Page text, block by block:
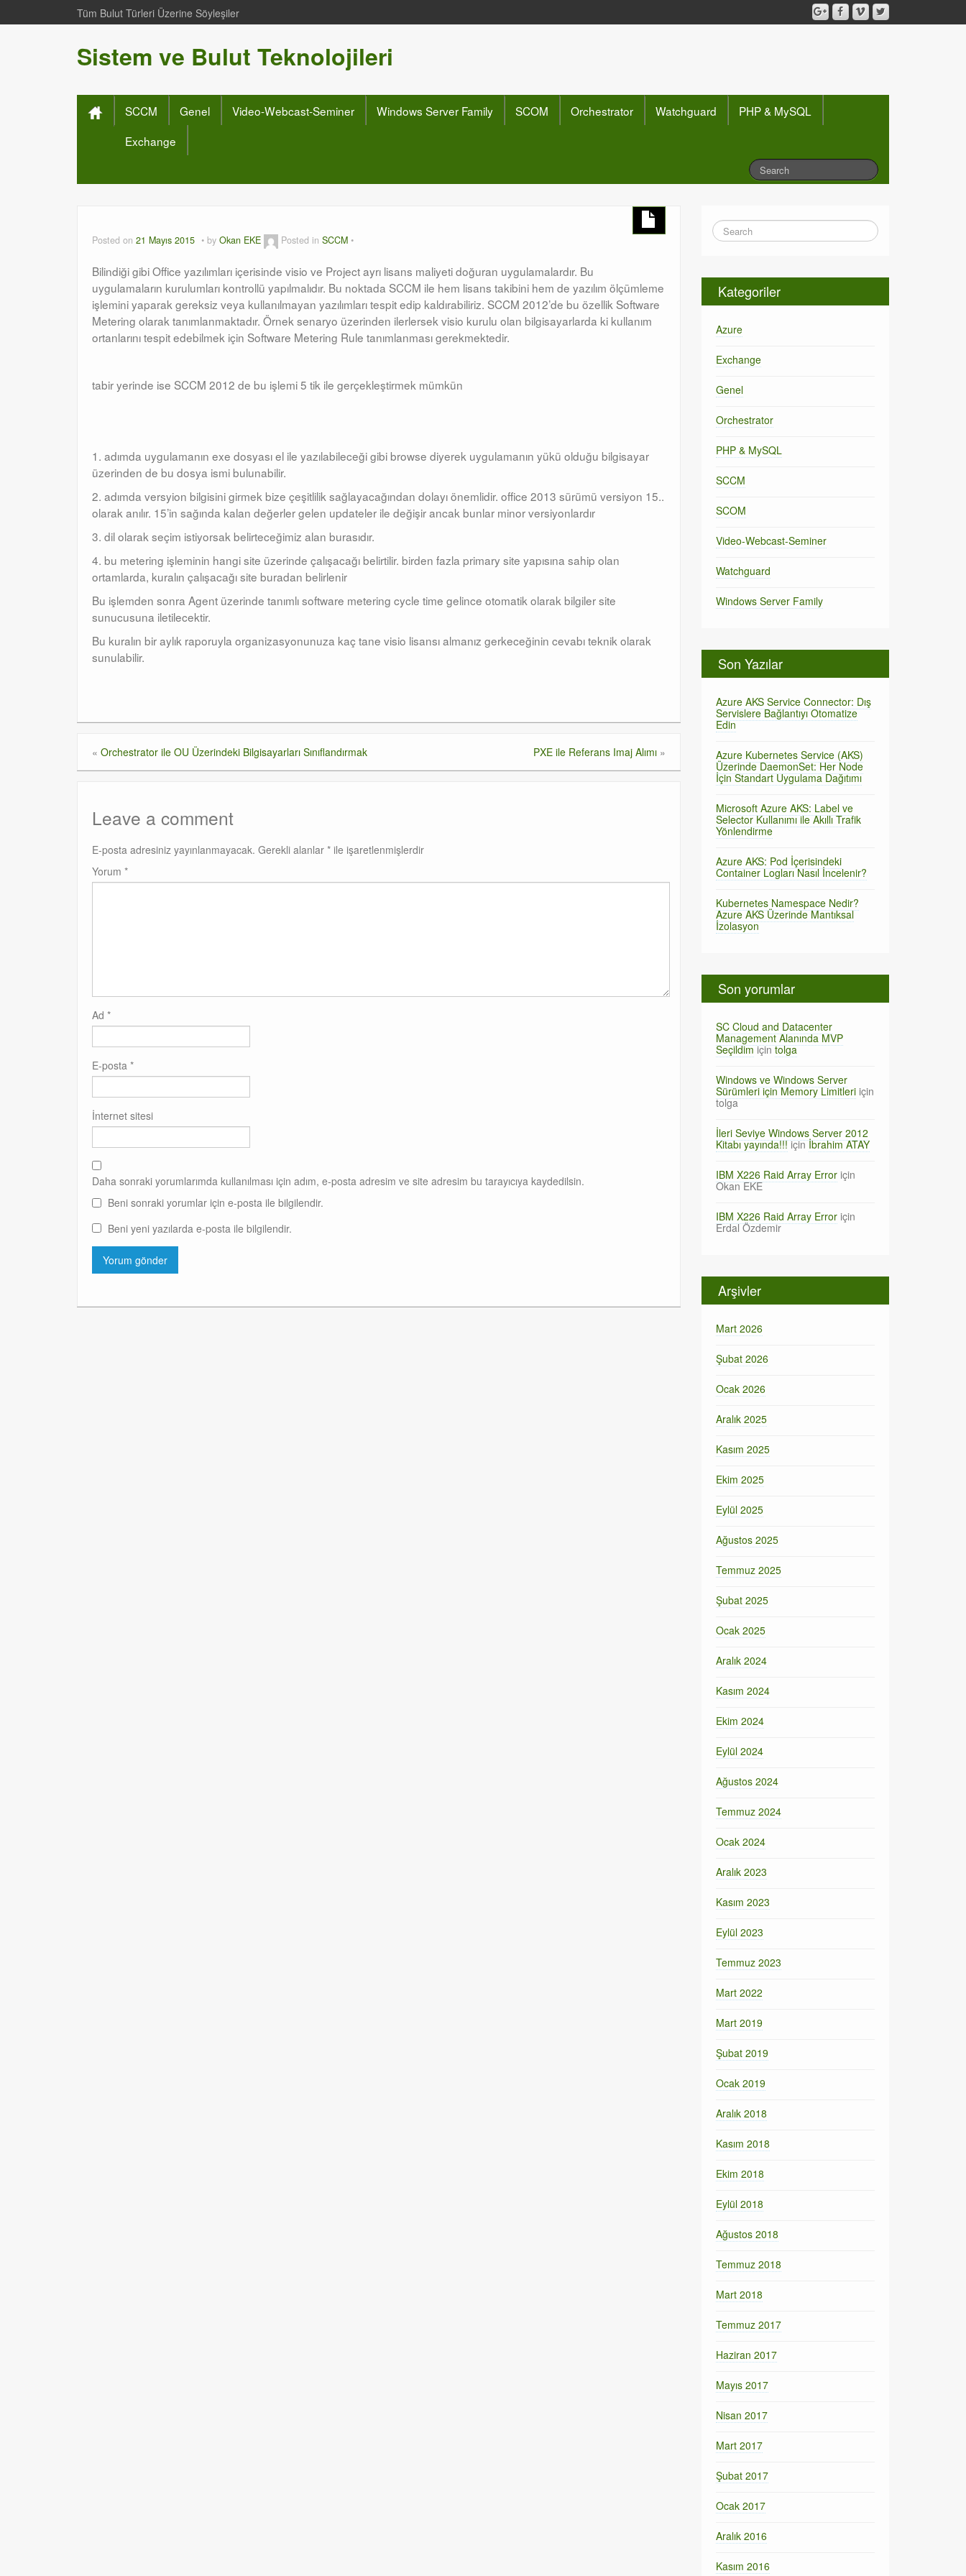
Tüm Bulut Türleri Üzerine Söyleşiler
Sistem ve Bulut Teknolojileri
SCCM Genel Video-Webcast-Seminer Windows Server Family SCOM Orchestrator Watchguard
PHP & MySQL
Exchange
Posted on 21 Mayıs 2015 by Okan EKE Posted in SCCM
Bilindiği gibi Office yazılımları içerisinde visio ve Project ayrı lisans maliyeti doğuran uygulamalardır. Bu
uygulamaların kurulumları kontrollü yapılmalıdır. Bu noktada SCCM ile hem lisans takibini hem de yazılım ölçümleme
işlemini yaparak gereksiz veya kullanılmayan yazılımları tespit edip kaldırabiliriz. SCCM 2012’de bu özellik Software
Metering olarak tanımlanmaktadır. Örnek senaryo üzerinden ilerlersek visio kurulu olan bilgisayarlarda ki kullanım
ortanlarını tespit edebilmek için Software Metering Rule tanımlanması gerekmektedir.
tabir yerinde ise SCCM 2012 de bu işlemi 5 tik ile gerçekleştirmek mümkün
1. adımda uygulamanın exe dosyası el ile yazılabileceği gibi browse diyerek uygulamanın yükü olduğu bilgisayar
üzerinden de bu dosya ismi bulunabilir.
2. adımda versyion bilgisini girmek bize çeşitlilik sağlayacağından dolayı önemlidir. office 2013 sürümü versiyon 15..
olarak anılır. 15’in sağında kalan değerler gelen updateler ile değişir ancak bunlar minor versiyonlardır
3. dil olarak seçim istiyorsak belirteceğimiz alan burasıdır.
4. bu metering işleminin hangi site üzerinde çalışacağı belirtilir. birden fazla primary site yapısına sahip olan
ortamlarda, kuralın çalışacağı site buradan belirlenir
Bu işlemden sonra Agent üzerinde tanımlı software metering cycle time gelince otomatik olarak bilgiler site
sunucusuna iletilecektir.
Bu kuralın bir aylık raporuyla organizasyonunuza kaç tane visio lisansı almanız gerkeceğinin cevabı teknik olarak
sunulabilir.
« Orchestrator ile OU Üzerindeki Bilgisayarları Sınıflandırmak PXE ile Referans Imaj Alımı »
Leave a comment
E-posta adresiniz yayınlanmayacak. Gerekli alanlar * ile işaretlenmişlerdir
Yorum *
Ad *
E-posta *
İnternet sitesi
Daha sonraki yorumlarımda kullanılması için adım, e-posta adresim ve site adresim bu tarayıcıya kaydedilsin.
Beni sonraki yorumlar için e-posta ile bilgilendir.
Beni yeni yazılarda e-posta ile bilgilendir.
Kategoriler
Azure
Exchange
Genel
Orchestrator
PHP & MySQL
SCCM
SCOM
Video-Webcast-Seminer
Watchguard
Windows Server Family
Son Yazılar
Azure AKS Service Connector: Dış
Servislere Bağlantıyı Otomatize
Edin
Azure Kubernetes Service (AKS)
Üzerinde DaemonSet: Her Node
İçin Standart Uygulama Dağıtımı
Microsoft Azure AKS: Label ve
Selector Kullanımı ile Akıllı Trafik
Yönlendirme
Azure AKS: Pod İçerisindeki
Container Logları Nasıl İncelenir?
Kubernetes Namespace Nedir?
Azure AKS Üzerinde Mantıksal
İzolasyon
Son yorumlar
SC Cloud and Datacenter
Management Alanında MVP
Seçildimiçintolga
Windows ve Windows Server
Sürümleri için Memory Limitleri için
tolga
İleri Seviye Windows Server 2012
Kitabı yayında!!!içinİbrahim ATAY
IBM X226 Raid Array Error için
Okan EKE
IBM X226 Raid Array Error için
Erdal Özdemir
Arşivler
Mart 2026
Şubat 2026
Ocak 2026
Aralık 2025
Kasım 2025
Ekim 2025
Eylül 2025
Ağustos 2025
Temmuz 2025
Şubat 2025
Ocak 2025
Aralık 2024
Kasım 2024
Ekim 2024
Eylül 2024
Ağustos 2024
Temmuz 2024
Ocak 2024
Aralık 2023
Kasım 2023
Eylül 2023
Temmuz 2023
Mart 2022
Mart 2019
Şubat 2019
Ocak 2019
Aralık 2018
Kasım 2018
Ekim 2018
Eylül 2018
Ağustos 2018
Temmuz 2018
Mart 2018
Temmuz 2017
Haziran 2017
Mayıs 2017
Nisan 2017
Mart 2017
Şubat 2017
Ocak 2017
Aralık 2016
Kasım 2016